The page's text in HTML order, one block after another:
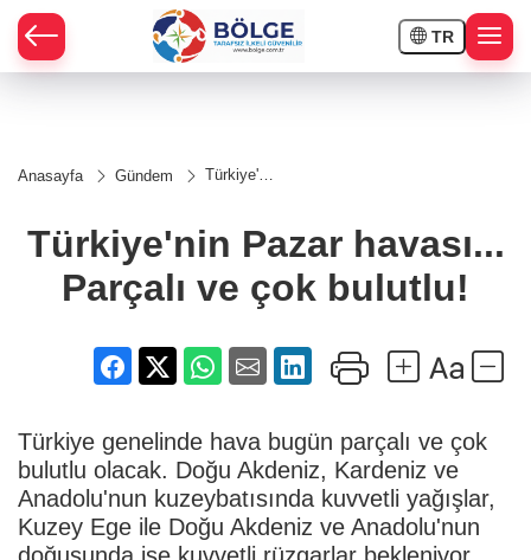
TR
Anasayfa Gündem
Türkiye'nin
Parçalı ve
çok
Türkiye'nin Pazar havası...
Parçalı ve çok bulutlu!
Türkiye genelinde hava bugün parçalı ve çok
bulutlu olacak. Doğu Akdeniz, Kardeniz ve
Anadolu'nun kuzeybatısında kuvvetli yağışlar,
Kuzey Ege ile Doğu Akdeniz ve Anadolu'nun